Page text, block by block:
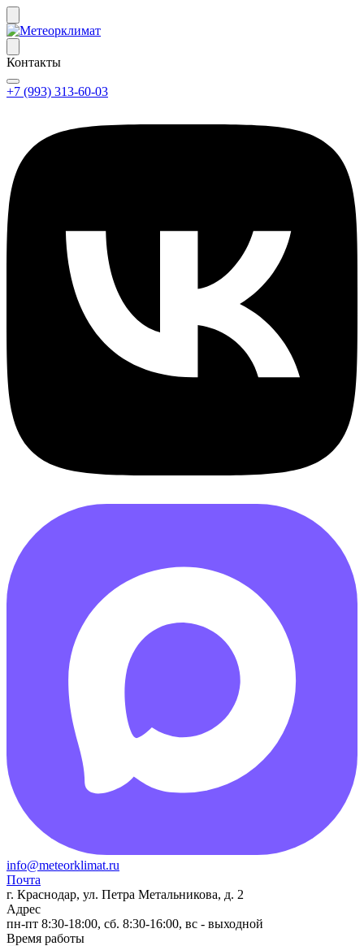
Контакты
+7 (993) 313-60-03
info@meteorklimat.ru
Почта
г. Краснодар, ул. Петра Метальникова, д. 2
Адрес
пн-пт 8:30-18:00, сб. 8:30-16:00, вс - выходной
Время работы